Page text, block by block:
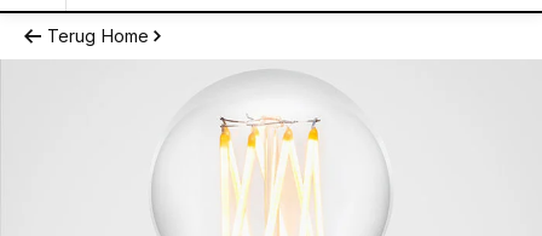
Terug Home